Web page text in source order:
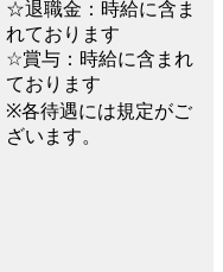
☆退職金：時給に含ま
れております
☆賞与：時給に含まれ
ております
※各待遇には規定がご
ざいます。